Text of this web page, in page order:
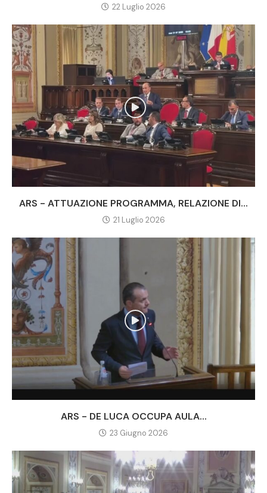
22 Luglio 2026
ARS - ATTUAZIONE PROGRAMMA, RELAZIONE DI...
21 Luglio 2026
ARS - DE LUCA OCCUPA AULA...
23 Giugno 2026